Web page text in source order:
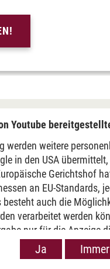
Youtube
werden weitere
in den USA
Gerichtshof
an EU-Standards,
auch die
verarbeitet werden
nur für die Anzeige
Weitergabe generell bei
Nähere Informationen
Ja Immer